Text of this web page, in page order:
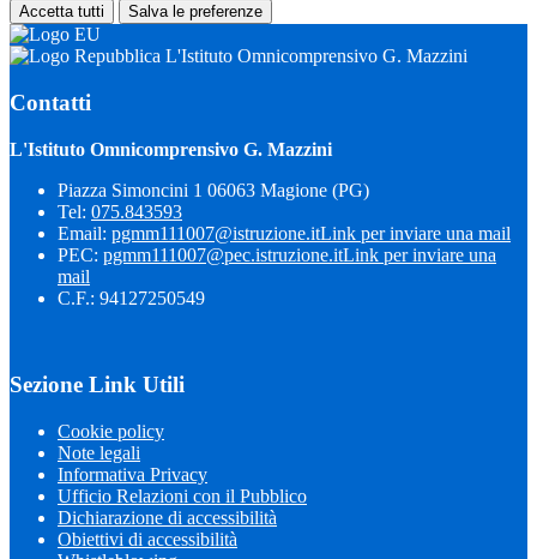
Accetta tutti Salva le preferenze
L'Istituto Omnicomprensivo G. Mazzini
Contatti
L'Istituto Omnicomprensivo G. Mazzini
Piazza Simoncini 1 06063 Magione (PG)
Tel: 075.843593
Email: pgmm111007@istruzione.itLink per inviare una mail
PEC: pgmm111007@pec.istruzione.itLink per inviare una
mail
C.F.: 94127250549
Sezione Link Utili
Cookie policy
Note legali
Informativa Privacy
Ufficio Relazioni con il Pubblico
Dichiarazione di accessibilità
Obiettivi di accessibilità